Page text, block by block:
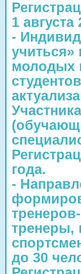
1 августа
-
молодых
года.
-
тренеры,
до 30